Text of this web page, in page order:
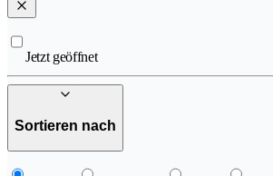
Jetzt geöffnet
Sortieren nach